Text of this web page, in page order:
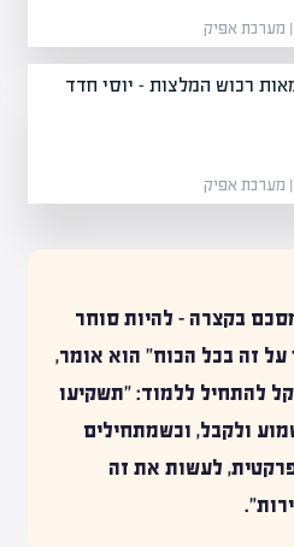
רכוש המלצות – יוסי חדד
בקצרה – להיות סוחר
זה בכל הכוח" הוא אומר,
להתחיל ללמוד: "תשקיעו
ולקבל, וכשמתחילים
לעשות את זה